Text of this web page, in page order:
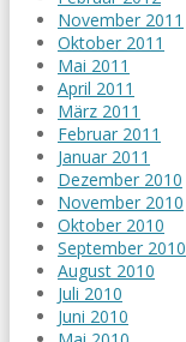
November 2011
Oktober 2011
Mai 2011
April 2011
März 2011
Februar 2011
Januar 2011
Dezember 2010
November 2010
Oktober 2010
September 2010
August 2010
Juli 2010
Juni 2010